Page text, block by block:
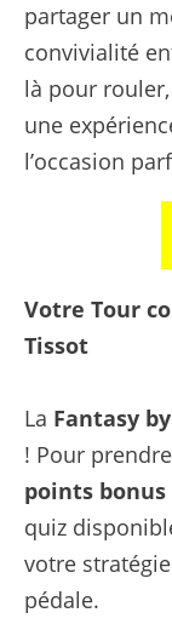
partager un
convivialité
là pour
une
l’occasion
Votre Tour
Tissot
La Fantasy
! Pour
points bonus
quiz
votre
pédale.